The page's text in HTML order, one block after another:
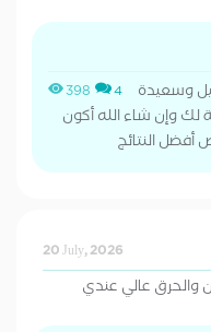
398 4
وسعيدة
لك وإن شاء الله أكون
النتائج
20 July, 2026